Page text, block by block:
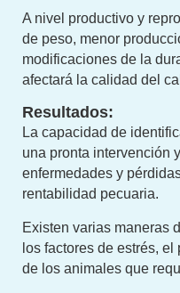
A nivel productivo y
de peso, menor
modificaciones de la
afectará la calidad del
Resultados:
La capacidad de
una pronta intervención
enfermedades y
rentabilidad pecuaria.
Existen varias maneras
los factores de estrés,
de los animales que